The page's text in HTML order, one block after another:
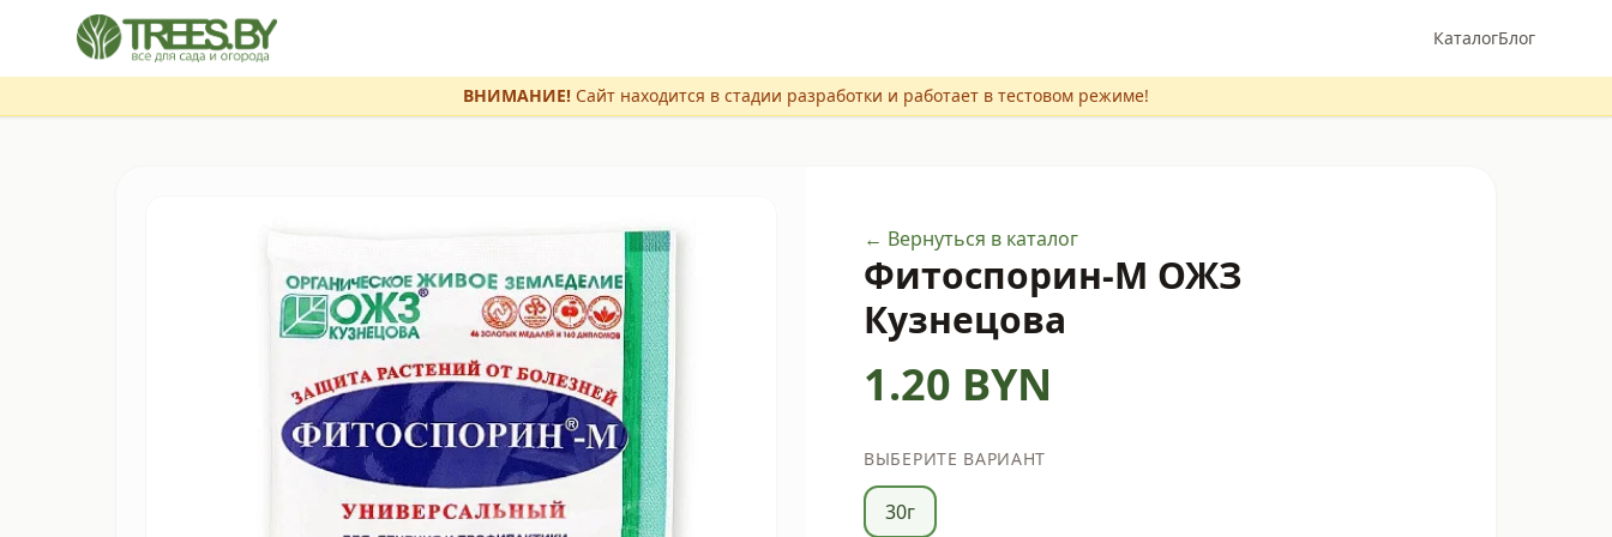
КаталогБлог
ВНИМАНИЕ! Сайт находится в стадии разработки и работает в тестовом режиме!
← Вернуться в каталог
Фитоспорин-М ОЖЗ
Кузнецова
1.20 BYN
ВЫБЕРИТЕ ВАРИАНТ
30г